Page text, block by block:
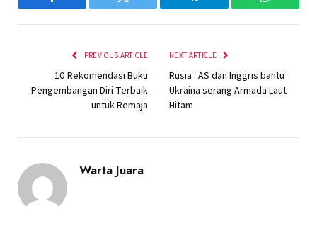
Facebook Twitter Telegram
PREVIOUS ARTICLE
10 Rekomendasi Buku
Pengembangan Diri Terbaik
untuk Remaja
NEXT ARTICLE
Rusia : AS dan Inggris bantu
Ukraina serang Armada Laut
Hitam
Warta Juara